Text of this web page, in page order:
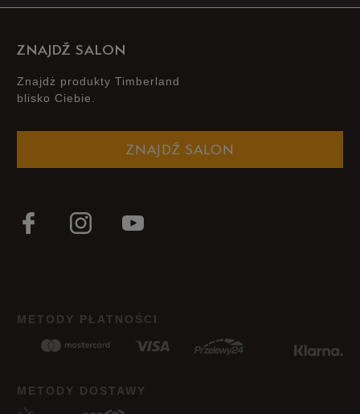
ZNAJDŹ SALON
Znajdż produkty Timberland
blisko Ciebie.
ZNAJDŹ SALON
METODY PŁATNOŚCI
METODY DOSTAWY